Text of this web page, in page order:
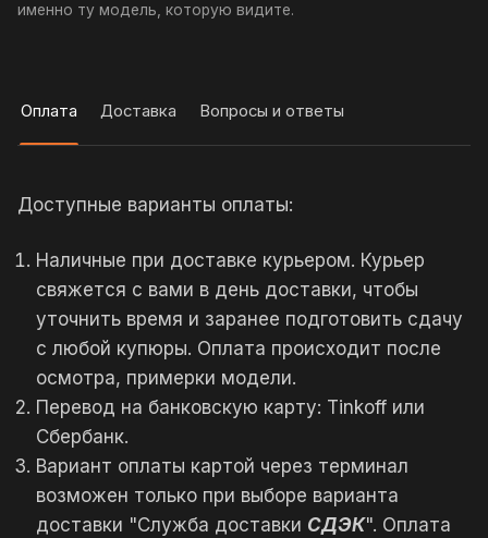
именно ту модель, которую видите.
Оплата Доставка Вопросы и ответы
Доступные варианты оплаты:
Наличные при доставке курьером. Курьер
свяжется с вами в день доставки, чтобы
уточнить время и заранее подготовить сдачу
с любой купюры. Оплата происходит после
осмотра, примерки модели.
Перевод на банковскую карту: Tinkoff или
Сбербанк.
Вариант оплаты картой через терминал
возможен только при выборе варианта
доставки "Служба доставки СДЭК". Оплата